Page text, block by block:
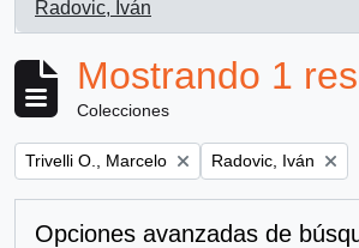
Radovic, Iván
, 1 resultados
Mostrando 1
Colecciones
Remove filter:
Trivelli O., Marcelo Remove filter:
Radovic, Iván
Opciones avanzadas de